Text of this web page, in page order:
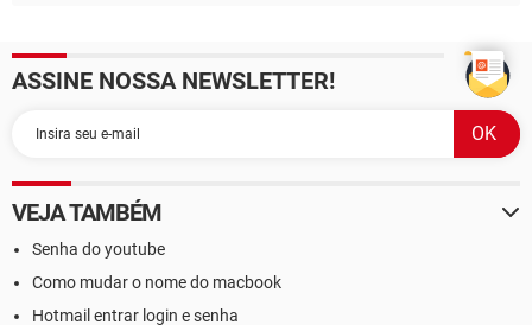
ASSINE NOSSA NEWSLETTER!
VEJA TAMBÉM
Senha do youtube
Como mudar o nome do macbook
Hotmail entrar login e senha